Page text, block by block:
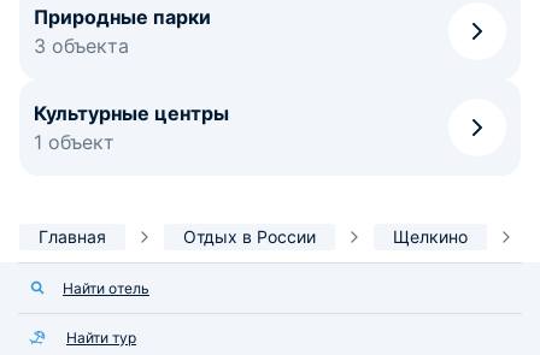
Природные парки
3 объекта
Культурные центры
1 объект
Главная Отдых в России Щелкино
Найти отель
Найти тур